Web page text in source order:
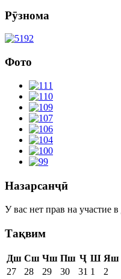
Рӯзнома
Фото
Назарсанҷӣ
У вас нет прав на участие
Тақвим
Дш Сш Чш Пш Ҷ Ш Яш
27
28 29 30 31 1
2